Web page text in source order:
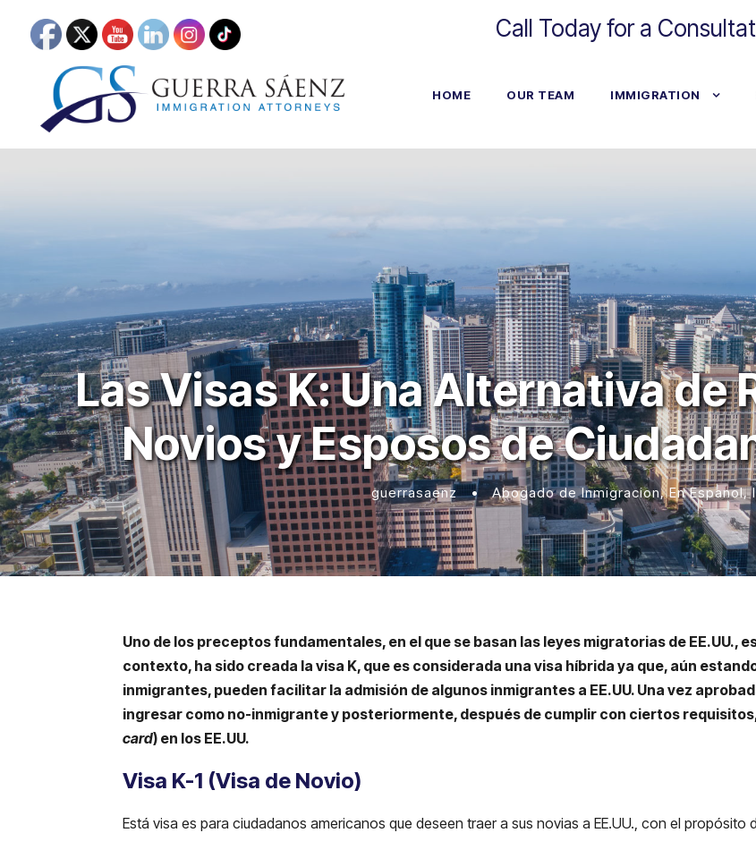
Call Today for a
HOME OUR TEAM IMMIGRATION
Las Visas K: Una Alternativa de
Novios y Esposos de
guerrasaenz • Abogado de Inmigracion, En Espanol,
Uno de los preceptos fundamentales, en el que se basan las leyes migratorias de EE.UU.,
contexto, ha sido creada la visa K, que es considerada una visa híbrida ya que, aún
inmigrantes, pueden facilitar la admisión de algunos inmigrantes a EE.UU. Una vez
ingresar como no-inmigrante y posteriormente, después de cumplir con ciertos
card) en los EE.UU.
Visa K-1 (Visa de Novio)
Está visa es para ciudadanos americanos que deseen traer a sus novias a EE.UU., con el propósito